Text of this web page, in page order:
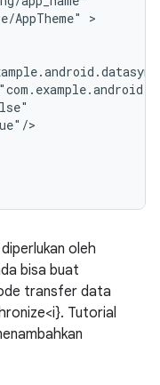
AppTheme"
oleh
bisa buat
transfer data
Tutorial